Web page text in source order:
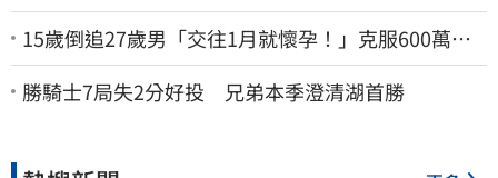
15歲倒追27歲男「交往1月就懷孕！」克服600萬債
務 36歲美魔女當阿嬤了
勝騎士7局失2分好投 兄弟本季澄清湖首勝